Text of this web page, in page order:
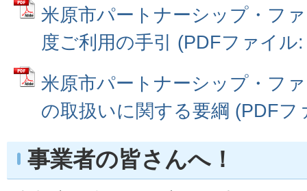
米原市パートナーシップ・フ
度ご利用の手引 (PDFファイル
米原市パートナーシップ・フ
の取扱いに関する要綱 (PDFフ
事業者の皆さんへ！